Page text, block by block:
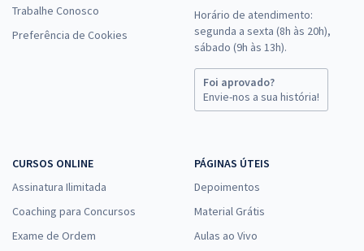
Trabalhe Conosco
Preferência de Cookies
Horário de atendimento:
segunda a sexta (8h às 20h),
sábado (9h às 13h).
Foi aprovado?
Envie-nos a sua história!
CURSOS ONLINE
Assinatura Ilimitada
Coaching para Concursos
Exame de Ordem
PÁGINAS ÚTEIS
Depoimentos
Material Grátis
Aulas ao Vivo